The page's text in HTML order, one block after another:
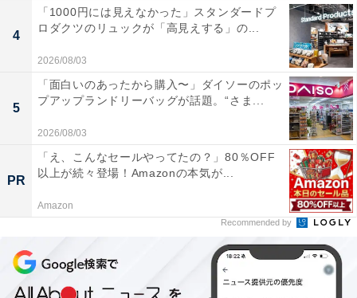
4
「1000円には見えなかった」スタンダードプ
ロダクツのリュックが「高見えする」の...
2026/08/03
5
「面白いのあったから購入〜」ダイソーのポッ
プアップランドリーバッグが話題。“さま...
2026/08/03
PR
「え、こんなセールやってたの？」80％OFF
以上が続々登場！Amazonの本気が...
Amazon
Recommended by